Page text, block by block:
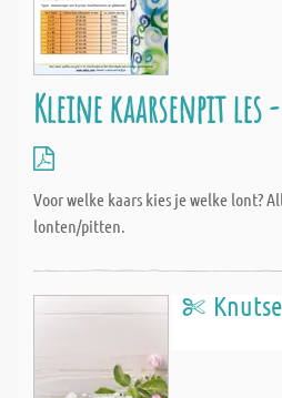
Kleine kaarsenpit les
Voor welke kaars kies je welke lont?
lonten/pitten.